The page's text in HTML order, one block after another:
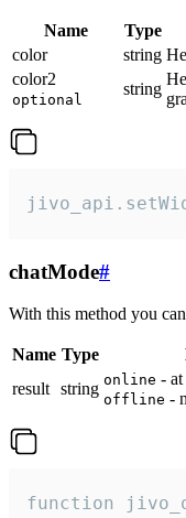
Name Type
color
string
color2
optional
string
chatMode#
With this method you
Name Type
result string online -
offline -
function